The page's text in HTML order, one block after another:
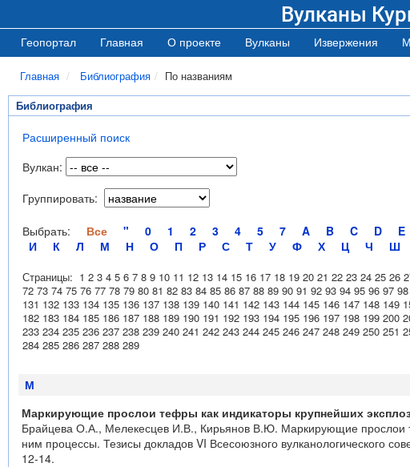
Вулканы
Геопортал Главная О проекте Вулканы Извержения
Главная Библиография По названиям
Библиография
Расширенный поиск
Вулкан:
Группировать:
Выбрать: Все " 0 1 2 3 4 5 7 A B C D E
И
К Л М Н О П Р С Т У Ф Х Ц Ч Ш
Страницы: 1 2 3 4 5 6 7 8 9 10 11 12 13 14 15 16 17 18 19 20 21 22 23 24 25 26
72 73 74 75 76 77 78 79 80 81 82 83 84 85 86 87 88 89 90 91 92 93 94 95 96 97 98
131 132 133 134 135 136 137 138 139 140 141 142 143 144 145 146 147 148 149
182 183 184 185 186 187 188 189 190 191 192 193 194 195 196 197 198 199 200
233 234 235 236 237 238 239 240 241 242 243 244 245 246 247 248 249 250 251
284 285 286 287 288 289
М
Маркирующие прослои тефры как индикаторы крупнейших
Брайцева О.А., Мелекесцев И.В., Кирьянов В.Ю. Маркирующие прослои
ним процессы. Тезисы докладов VI Всесоюзного вулканологического
12-14.